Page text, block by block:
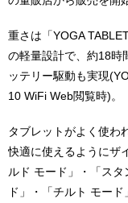
重さは「YOGA
の軽量設計で、約18時
ッテリー駆動も実現
10 WiFi Web閲覧時)。
タブレットがよく使わ
快適に使えるようにザ
ルド モード」・「スタ
ド」・「チルト モード